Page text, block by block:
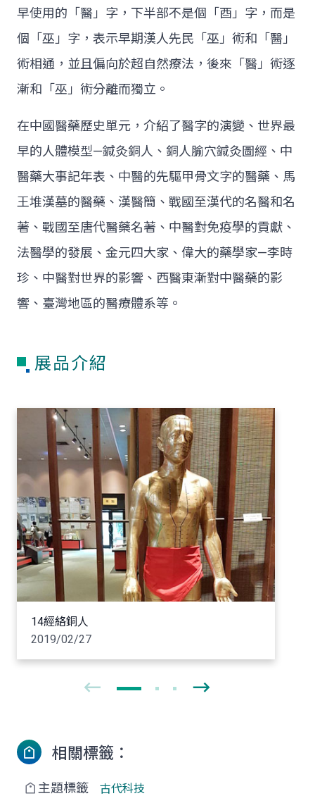
早使用的「醫」字，下半部不是個「酉」字，而是
個「巫」字，表示早期漢人先民「巫」術和「醫」
術相通，並且偏向於超自然療法，後來「醫」術逐
漸和「巫」術分離而獨立。
在中國醫藥歷史單元，介紹了醫字的演變、世界最
早的人體模型—鍼灸銅人、銅人腧穴鍼灸圖經、中
醫藥大事記年表、中醫的先驅甲骨文字的醫藥、馬
王堆漢墓的醫藥、漢醫簡、戰國至漢代的名醫和名
著、戰國至唐代醫藥名著、中醫對免疫學的貢獻、
法醫學的發展、金元四大家、偉大的藥學家—李時
珍、中醫對世界的影響、西醫東漸對中醫藥的影
響、臺灣地區的醫療體系等。
展品介紹
14經絡銅人
2019/02/27
相關標籤：
主題標籤 古代科技